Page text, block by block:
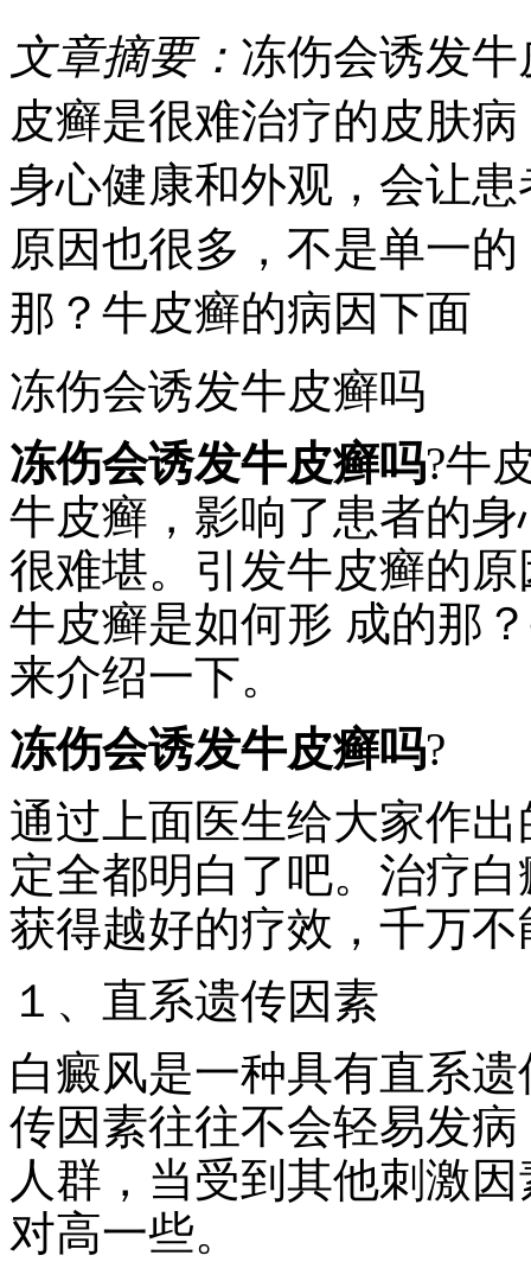
文章摘要： 冻伤会诱发
皮癣是很难治疗的皮肤
身心健康和外观，会让
原因也很多，不是单一
那？牛皮癣的病因下面
冻伤会诱发牛皮癣吗
冻伤会诱发牛皮癣吗?牛
牛皮癣，影响了患者的
很难堪。引发牛皮癣的
牛皮癣是如何形 成的那
来介绍一下。
冻伤会诱发牛皮癣吗?
通过上面医生给大家作
定全都明白了吧。治疗
获得越好的疗效，千万
１、直系遗传因素
白癜风是一种具有直系
传因素往往不会轻易发
人群，当受到其他刺激
对高一些。